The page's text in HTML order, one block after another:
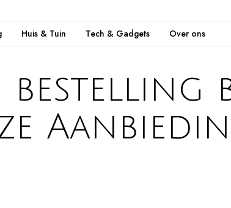
Huis & Tuin Tech & Gadgets Over ons
bestelling